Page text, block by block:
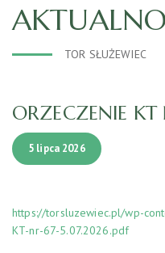
TOR SŁUŻEWIEC
ORZECZENIE
5 lipca 2026
https://torsluzewiec.pl/wp-
KT-nr-67-5.07.2026.pdf